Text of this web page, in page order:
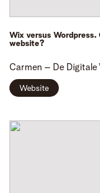
Wix versus
website?
Carmen – De Digitale
Website